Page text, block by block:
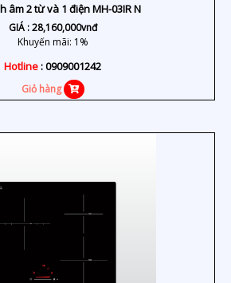
âm 2 từ và 1 điện MH-03IR N
GIÁ :28,160,000vnđ
Khuyến mãi: 1%
Hotline: 0909001242
Giỏ hàng